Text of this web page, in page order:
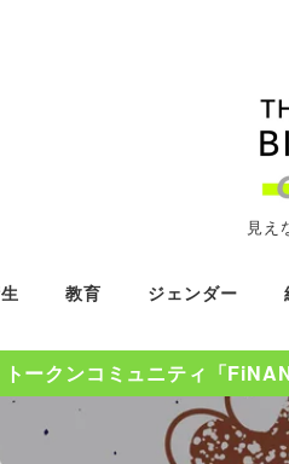
見え
教育 ジェンダー
トークンコミュニティ「